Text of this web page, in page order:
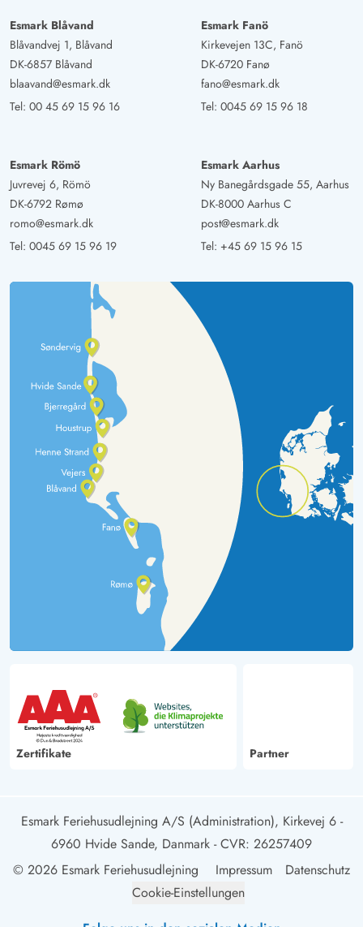
Esmark Blåvand
Blåvandvej 1, Blåvand
DK-6857 Blåvand
blaavand@esmark.dk
Tel: 00 45 69 15 96 16
Esmark Fanö
Kirkevejen 13C, Fanö
DK-6720 Fanø
fano@esmark.dk
Tel: 0045 69 15 96 18
Esmark Römö
Juvrevej 6, Römö
DK-6792 Rømø
romo@esmark.dk
Tel: 0045 69 15 96 19
Esmark Aarhus
Ny Banegårdsgade 55, Aarhus
DK-8000 Aarhus C
post@esmark.dk
Tel: +45 69 15 96 15
Zertifikate Partner
Esmark Feriehusudlejning A/S (Administration), Kirkevej 6 -
6960 Hvide Sande, Danmark - CVR: 26257409
© 2026 Esmark Feriehusudlejning
Impressum
Datenschutz
Cookie-Einstellungen